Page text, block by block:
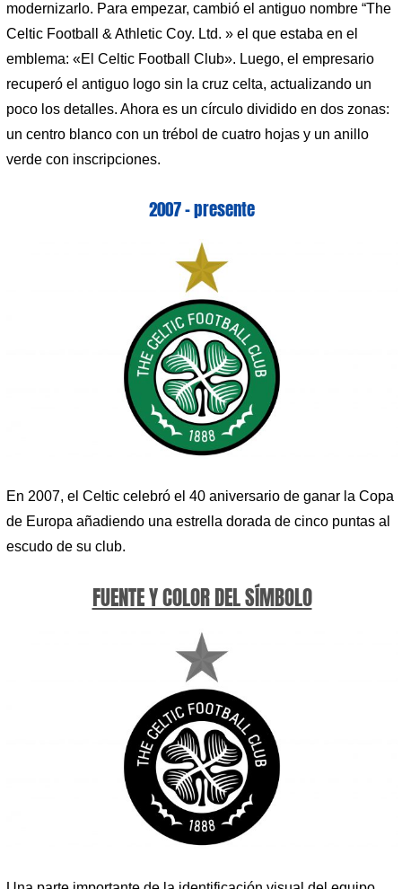
modernizarlo. Para empezar, cambió el antiguo nombre “The
Celtic Football & Athletic Coy. Ltd. » el que estaba en el
emblema: «El Celtic Football Club». Luego, el empresario
recuperó el antiguo logo sin la cruz celta, actualizando un
poco los detalles. Ahora es un círculo dividido en dos zonas:
un centro blanco con un trébol de cuatro hojas y un anillo
verde con inscripciones.
2007 – presente
En 2007, el Celtic celebró el 40 aniversario de ganar la Copa
de Europa añadiendo una estrella dorada de cinco puntas al
escudo de su club.
FUENTE Y COLOR DEL SÍMBOLO